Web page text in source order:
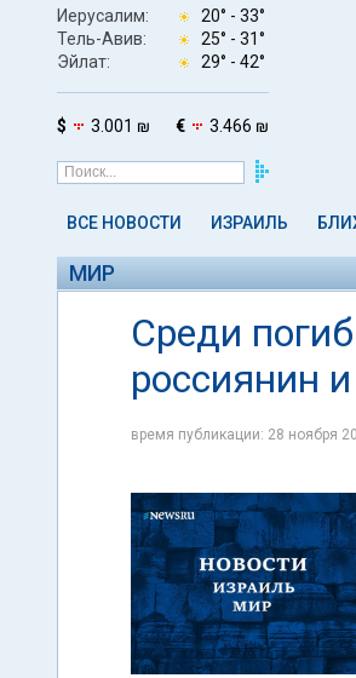
Иерусалим: 20° - 33°
Тель-Авив:
25° - 31°
Эйлат:
29° - 42°
$ 3.001 ₪ € 3.466 ₪
ВСЕ НОВОСТИ ИЗРАИЛЬ
МИР
Среди
россиянин
время публикации: 28 ноября